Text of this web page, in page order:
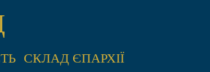
СКЛАД ЄПАРХІЇ